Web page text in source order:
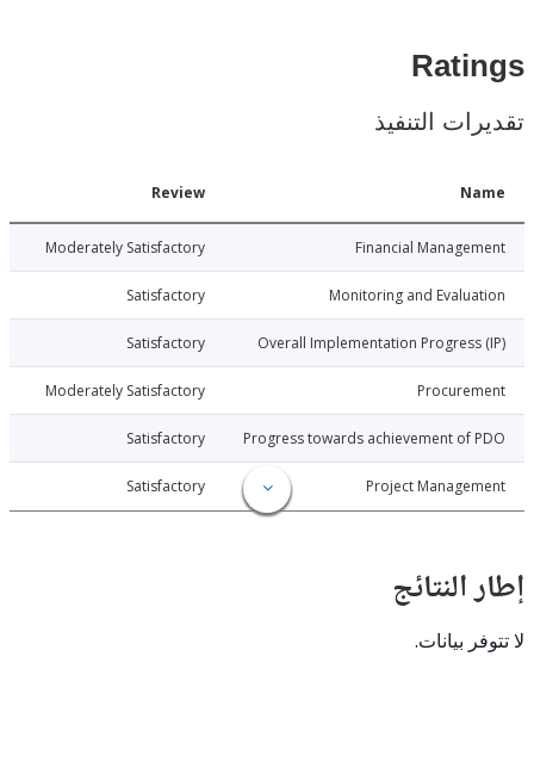
التنفيذ
Financial
Moderately Satisfactory
06-01
Monitoring and
Satisfactory
Overall Implementation
Satisfactory
Moderately Satisfactory
06-01
Progress towards achievement of
Satisfactory
Project
Satisfactory
بيانات.